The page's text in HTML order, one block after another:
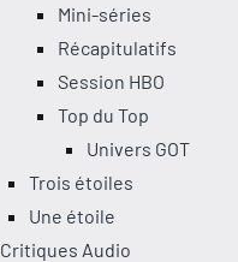
Mini-séries
Récapitulatifs
Session HBO
Top du Top
Univers GOT
Trois étoiles
Une étoile
Critiques Audio